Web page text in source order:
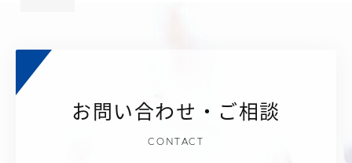
お問い合わせ・ご相談
CONTACT